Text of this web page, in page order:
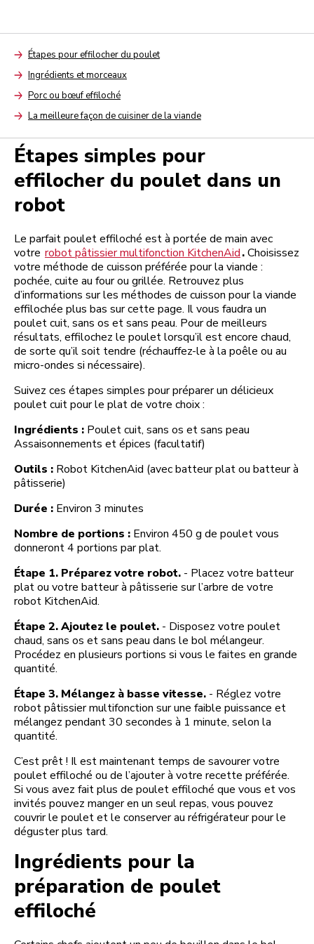
ArrowÉtapes pour effilocher du poulet
ArrowIngrédients et morceaux
ArrowPorc ou bœuf effiloché
ArrowLa meilleure façon de cuisiner de la viande
Étapes simples pour
effilocher du poulet dans un
robot
Le parfait poulet effiloché est à portée de main avec
votre robot pâtissier multifonction KitchenAid.Choisissez
votre méthode de cuisson préférée pour la viande :
pochée, cuite au four ou grillée. Retrouvez plus
d’informations sur les méthodes de cuisson pour la viande
effilochée plus bas sur cette page. Il vous faudra un
poulet cuit, sans os et sans peau. Pour de meilleurs
résultats, effilochez le poulet lorsqu’il est encore chaud,
de sorte qu’il soit tendre (réchauffez-le à la poêle ou au
micro-ondes si nécessaire).
Suivez ces étapes simples pour préparer un délicieux
poulet cuit pour le plat de votre choix :
Ingrédients : Poulet cuit, sans os et sans peau
Assaisonnements et épices (facultatif)
Outils : Robot KitchenAid (avec batteur plat ou batteur à
pâtisserie)
Durée : Environ 3 minutes
Nombre de portions : Environ 450 g de poulet vous
donneront 4 portions par plat.
Étape 1. Préparez votre robot. - Placez votre batteur
plat ou votre batteur à pâtisserie sur l’arbre de votre
robot KitchenAid.
Étape 2. Ajoutez le poulet. - Disposez votre poulet
chaud, sans os et sans peau dans le bol mélangeur.
Procédez en plusieurs portions si vous le faites en grande
quantité.
Étape 3. Mélangez à basse vitesse. - Réglez votre
robot pâtissier multifonction sur une faible puissance et
mélangez pendant 30 secondes à 1 minute, selon la
quantité.
C’est prêt ! Il est maintenant temps de savourer votre
poulet effiloché ou de l’ajouter à votre recette préférée.
Si vous avez fait plus de poulet effiloché que vous et vos
invités pouvez manger en un seul repas, vous pouvez
couvrir le poulet et le conserver au réfrigérateur pour le
déguster plus tard.
Ingrédients pour la
préparation de poulet
effiloché